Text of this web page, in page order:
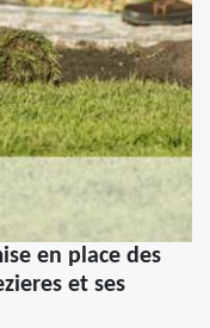
en place des
et ses